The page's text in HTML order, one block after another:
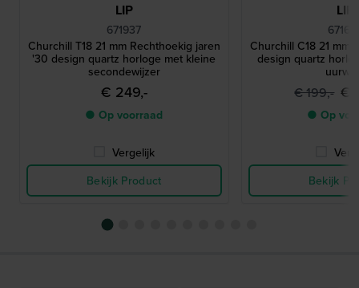
LIP
671937
Churchill T18 21 mm Rechthoekig jaren
'30 design quartz horloge met kleine
secondewijzer
€ 249,-
● Op voorraad
Vergelijk
Bekijk Product
LIP
Churchill C18 21 mm
design quartz
€ 199,- €
● Op
Bekijk